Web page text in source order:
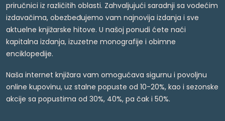
priručnici iz različitih oblasti. Zahvaljujući saradnji sa vodećim
izdavačima, obezbeđujemo vam najnovija izdanja i sve
aktuelne knjižarske hitove. U našoj ponudi ćete naći
kapitalna izdanja, izuzetne monografije i obimne
enciklopedije.
Naša internet knjižara vam omogućava sigurnu i povoljnu
online kupovinu, uz stalne popuste od 10-20%, kao i sezonske
akcije sa popustima od 30%, 40%, pa čak i 50%.